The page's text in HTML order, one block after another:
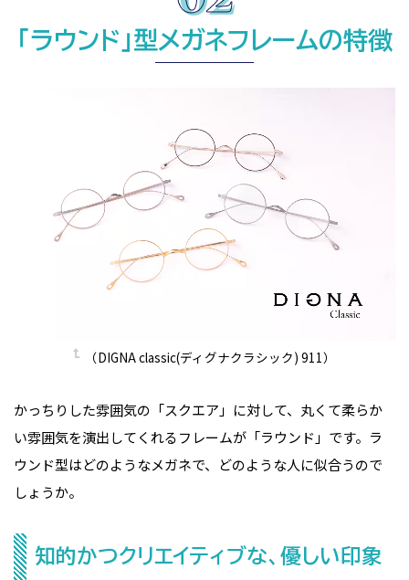
「ラウンド」型メガネフレームの特徴
（DIGNA classic(ディグナクラシック) 911）
かっちりした雰囲気の「スクエア」に対して、丸くて柔らか
い雰囲気を演出してくれるフレームが「ラウンド」です。ラ
ウンド型はどのようなメガネで、どのような人に似合うので
しょうか。
知的かつクリエイティブな、優しい印象